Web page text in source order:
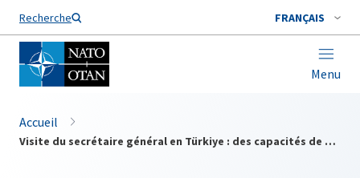
Recherche FRANÇAIS
Menu
Nom de famille*
Accueil
Visite du secrétaire général en Türkiye : des capacités de défense solides au service d’une OTAN forte